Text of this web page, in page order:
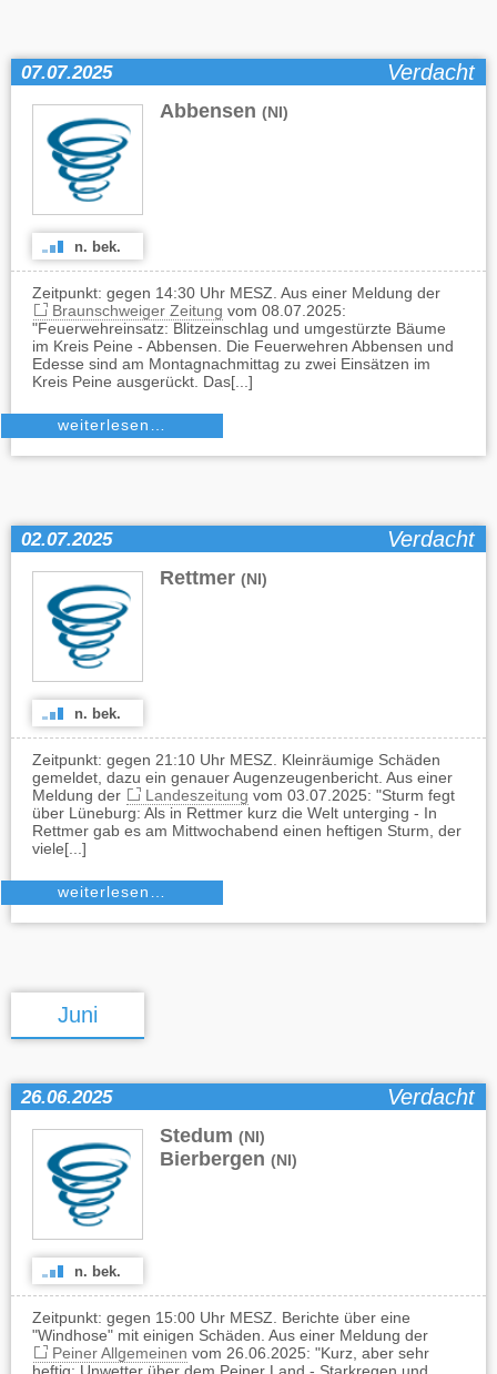
07.07.2025 Verdacht
Abbensen (NI)
n. bek.
Zeitpunkt: gegen 14:30 Uhr MESZ. Aus einer Meldung der
Braunschweiger Zeitung vom 08.07.2025:
"Feuerwehreinsatz: Blitzeinschlag und umgestürzte Bäume
im Kreis Peine - Abbensen. Die Feuerwehren Abbensen und
Edesse sind am Montagnachmittag zu zwei Einsätzen im
Kreis Peine ausgerückt. Das[...]
weiterlesen…
02.07.2025 Verdacht
Rettmer (NI)
n. bek.
Zeitpunkt: gegen 21:10 Uhr MESZ. Kleinräumige Schäden
gemeldet, dazu ein genauer Augenzeugenbericht. Aus einer
Meldung der
Landeszeitung vom 03.07.2025: "Sturm fegt
über Lüneburg: Als in Rettmer kurz die Welt unterging - In
Rettmer gab es am Mittwochabend einen heftigen Sturm, der
viele[...]
weiterlesen…
Juni
26.06.2025 Verdacht
Stedum (NI)
Bierbergen (NI)
n. bek.
Zeitpunkt: gegen 15:00 Uhr MESZ. Berichte über eine
"Windhose" mit einigen Schäden. Aus einer Meldung der
Peiner Allgemeinen vom 26.06.2025: "Kurz, aber sehr